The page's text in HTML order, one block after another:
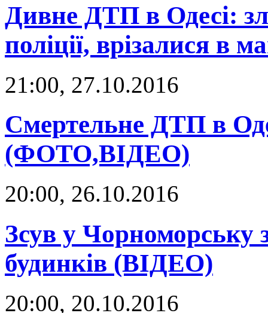
Дивне ДТП в Одесі:
поліції, врізалися в
21:00, 27.10.2016
Смертельне ДТП в
(ФОТО,ВІДЕО)
20:00, 26.10.2016
Зсув у Чорноморську
будинків (ВІДЕО)
20:00, 20.10.2016